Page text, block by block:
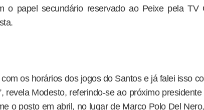
o papel secundário reservado ao Peixe pela TV
os horários dos jogos do Santos e já falei isso
revela Modesto, referindo-se ao próximo
o posto em abril, no lugar de Marco Polo Del